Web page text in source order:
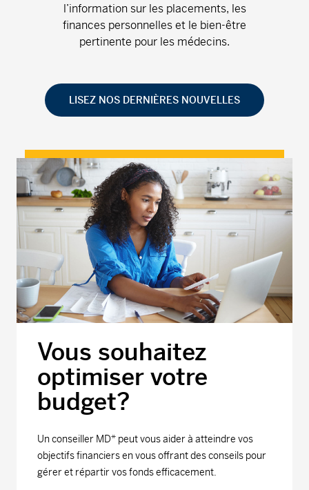
l’information sur les placements, les
finances personnelles et le bien-être
pertinente pour les médecins.
LISEZ NOS DERNIÈRES NOUVELLES
Vous souhaitez
optimiser votre
budget?
Un conseiller MD* peut vous aider à atteindre vos
objectifs financiers en vous offrant des conseils pour
gérer et répartir vos fonds efficacement.